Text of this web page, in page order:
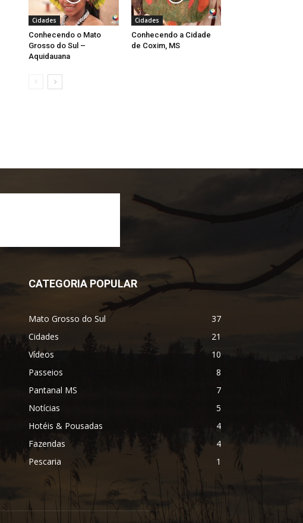
Cidades
Conhecendo o Mato
Grosso do Sul –
Aquidauana
Cidades
Conhecendo a Cidade
de Coxim, MS
CATEGORIA POPULAR
Mato Grosso do Sul
37
Cidades
21
Vídeos
10
Passeios
8
Pantanal MS
7
Notícias
5
Hotéis & Pousadas
4
Fazendas
4
Pescaria
1